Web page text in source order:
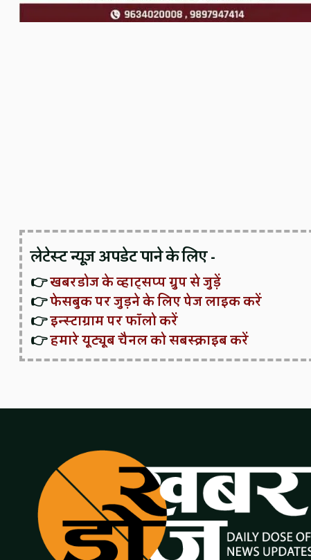
लेटेस्ट न्यूज़ अपडेट पाने के लिए -
👉खबरडोज के व्हाट्सप्प ग्रुप से जुड़ें
👉फेसबुक पर जुड़ने के लिए पेज लाइक करें
👉इन्स्टाग्राम पर फॉलो करें
👉हमारे यूट्यूब चैनल को सबस्क्राइब करें